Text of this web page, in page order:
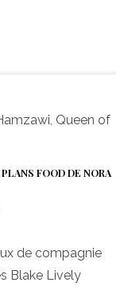
FOOD DE NORA